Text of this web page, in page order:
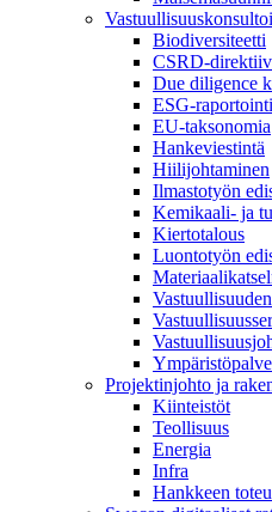
Biodiversiteetti
CSRD-
Due diligence
ESG-raportointi
EU-taksonomia
Hankeviestintä
Hiilijohtaminen
Ilmastotyön
Kemikaali- ja
Kiertotalous
Luontotyön
Projektinjohto ja
Kiinteistöt
Teollisuus
Energia
Infra
Hankkeen